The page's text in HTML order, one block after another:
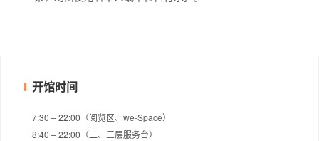
开馆时间
7:30 – 22:00（阅览区、we-Space）
8:40 – 22:00（二、三层服务台）